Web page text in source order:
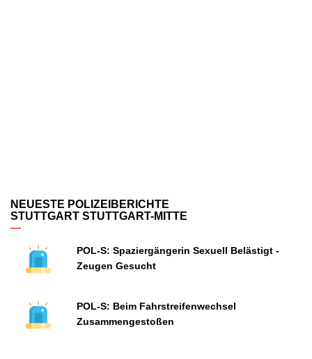
NEUESTE POLIZEIBERICHTE
STUTTGART STUTTGART-MITTE
POL-S: Spaziergängerin Sexuell Belästigt -
Zeugen Gesucht
POL-S: Beim Fahrstreifenwechsel
Zusammengestoßen